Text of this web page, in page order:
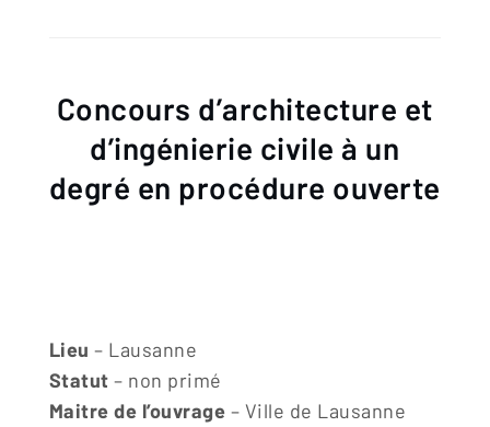
Concours d’architecture et
d’ingénierie civile à un
degré en procédure ouverte
Lieu – Lausanne
Statut – non primé
Maitre de l’ouvrage – Ville de Lausanne